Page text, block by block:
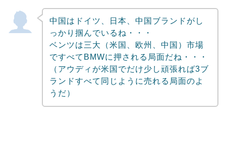
中国はドイツ、日本、中国ブランドがし
っかり掴んでいるね・・・
ベンツは三大（米国、欧州、中国）市場
ですべてBMWに押される局面だね・・・
（アウディが米国でだけ少し頑張れば3ブ
ランドすべて同じように売れる局面のよ
うだ）